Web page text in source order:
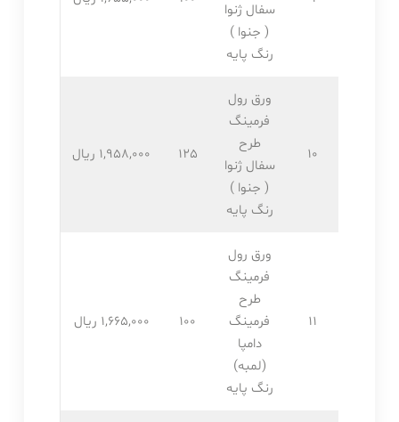
سفال ژنوا
( جنوا )
رنگ پایه
10
ورق رول
فرمینگ
طرح
سفال ژنوا
( جنوا )
رنگ پایه
125 1,958,۰۰۰ ریال
11
ورق رول
فرمینگ
طرح
فرمینگ
دامپا
(لمبه)
رنگ پایه
100 1,665,۰۰۰ ریال